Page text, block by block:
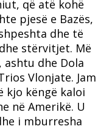
që atë kohë
pjesë e Bazës,
dhe të
stërvitjet. Më
ashtu dhe Dola
Vlonjate. Jam
kjo këngë kaloi
në Amerikë. U
i mburresha